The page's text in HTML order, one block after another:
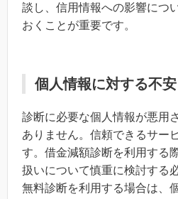
談し、信用情報への影響につ
おくことが重要です。
個人情報に対する不安
診断に必要な個人情報が悪用
ありません。信頼できるサー
す。借金減額診断を利用する
扱いについて慎重に検討する
無料診断を利用する場合は、